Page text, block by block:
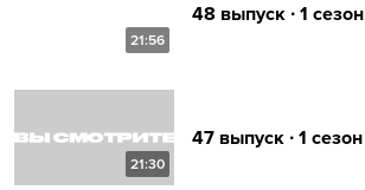
21:56
48 выпуск ∙ 1 сезон
21:30
47 выпуск ∙ 1 сезон